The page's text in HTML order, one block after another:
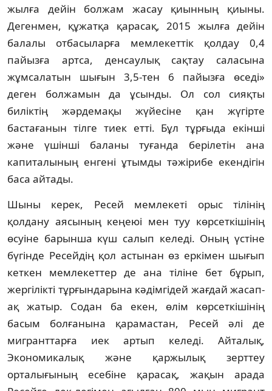
жылға дейiн болжам жасау қиынның қиыны.
Дегенмен, құжатқа қарасақ, 2015 жылға дейiн
балалы отбасыларға мемлекеттiк қолдау 0,4
пайызға артса, денсаулық сақтау саласына
жұмсалатын шығын 3,5-тен 6 пайызға өседi»
деген болжамын да ұсынды. Ол сол сияқты
билiктiң жәрдемақы жүйесiне қан жүгiрте
бастағанын тiлге тиек еттi. Бұл тұрғыда екiншi
және үшiншi баланы туғанда берiлетiн ана
капиталының енгенi ұтымды тәжiрибе екендiгiн
баса айтады.
Шыны керек, Ресей мемлекетi орыс тiлiнiң
қолдану аясының кеңеюi мен туу көрсеткiшiнiң
өсуiне барынша күш салып келедi. Оның үстiне
бүгiнде Ресейдiң қол астынан өз еркiмен шығып
кеткен мемлекеттер де ана тiлiне бет бұрып,
жергiлiктi тұрғындарына кәдiмгiдей жағдай жасап-
ақ жатыр. Содан ба екен, өлiм көрсеткiшiнiң
басым болғанына қарамастан, Ресей әлi де
мигранттарға иек артып келедi. Айталық,
Экономикалық және қаржылық зерттеу
орталығының есебiне қарасақ, жақын арада